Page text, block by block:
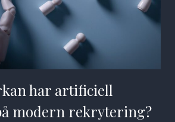
har artificiell
modern rekrytering?